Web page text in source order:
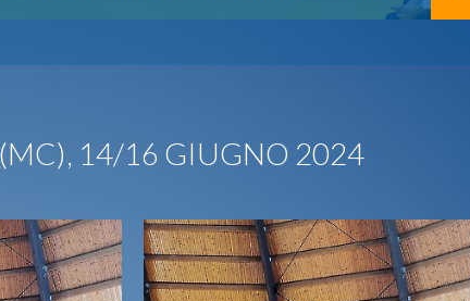
14/16 GIUGNO 2024